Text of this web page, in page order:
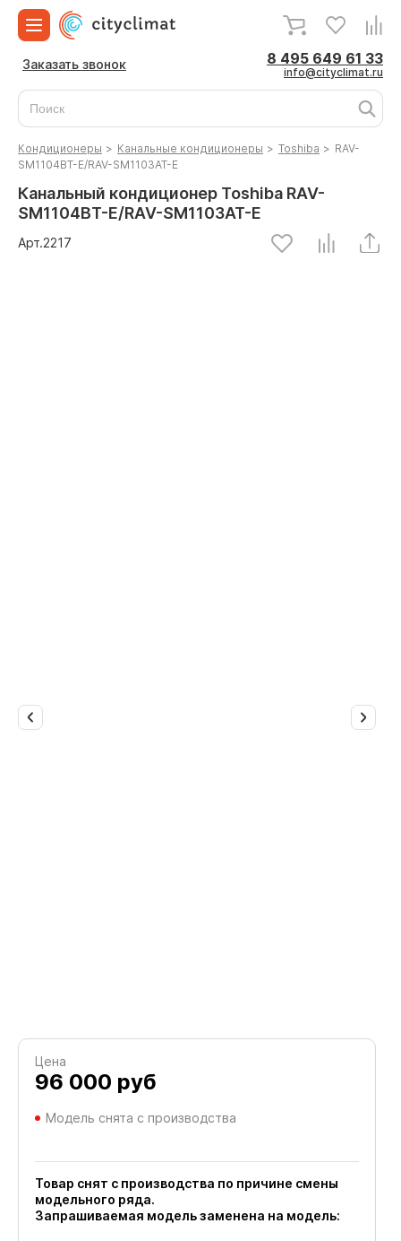
Заказать звонок 8 495 649 61 33
info@cityclimat.ru
Кондиционеры > Канальные кондиционеры > Toshiba > RAV-
SM1104BT-E/RAV-SM1103AT-E
Канальный кондиционер Toshiba RAV-
SM1104BT-E/RAV-SM1103AT-E
Арт.2217
Цена
96 000 руб
Модель снята с производства
Товар снят с производства по причине смены
модельного ряда.
Запрашиваемая модель заменена на модель: